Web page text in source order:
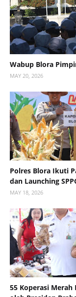
Wabup Blora
MAY 20, 2026
Polres Blora Ikuti
dan Launching
MAY 18, 2026
55 Koperasi